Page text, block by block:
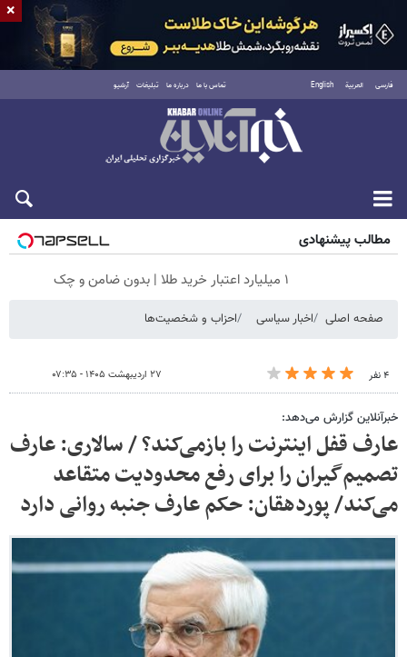
فارسی العربية English تماس با ما درباره ما تبلیغات آرشیو
جمعه ۱۶ مرداد ۱۴۰۵
مطالب پیشنهادی
۱ میلیارد اعتبار خرید طلا | بدون ضامن و چک
صفحه اصلی اخبار سیاسی احزاب و شخصیت‌ها
۴ نفر ۲۷ اردیبهشت ۱۴۰۵ - ۰۷:۳۵
خبرآنلاین گزارش می‌دهد:
عارف قفل اینترنت را بازمی‌کند؟ / سالاری: عارف
تصمیم‌گیران را برای رفع محدودیت متقاعد
می‌کند/ پوردهقان: حکم عارف جنبه روانی دارد
×